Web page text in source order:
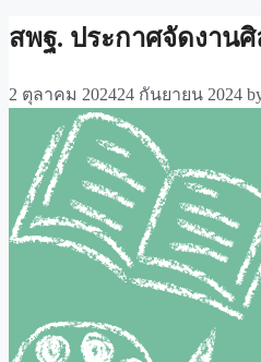
สพฐ. ประกาศจัดงาน
2 ตุลาคม 202424 กันยายน 2024